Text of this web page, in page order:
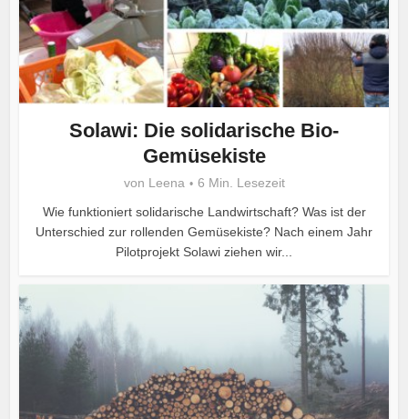
Solawi: Die solidarische Bio-
Gemüsekiste
von Leena
6 Min. Lesezeit
Wie funktioniert solidarische Landwirtschaft? Was ist der
Unterschied zur rollenden Gemüsekiste? Nach einem Jahr
Pilotprojekt Solawi ziehen wir...